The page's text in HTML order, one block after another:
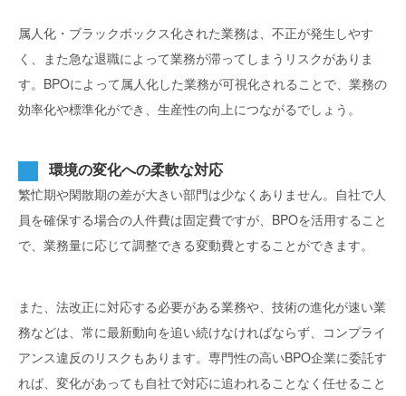
属人化・ブラックボックス化された業務は、不正が発生しやす
く、また急な退職によって業務が滞ってしまうリスクがありま
す。BPOによって属人化した業務が可視化されることで、業務の
効率化や標準化ができ、生産性の向上につながるでしょう。
環境の変化への柔軟な対応
繁忙期や閑散期の差が大きい部門は少なくありません。自社で人
員を確保する場合の人件費は固定費ですが、BPOを活用すること
で、業務量に応じて調整できる変動費とすることができます。
また、法改正に対応する必要がある業務や、技術の進化が速い業
務などは、常に最新動向を追い続けなければならず、コンプライ
アンス違反のリスクもあります。専門性の高いBPO企業に委託す
れば、変化があっても自社で対応に追われることなく任せること